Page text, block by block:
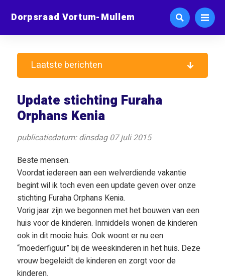
Dorpsraad Vortum-Mullem
Update stichting Furaha
Orphans Kenia
publicatiedatum: dinsdag 07 juli 2015
Beste mensen.
Voordat iedereen aan een welverdiende vakantie
begint wil ik toch even een update geven over onze
stichting Furaha Orphans Kenia.
Vorig jaar zijn we begonnen met het bouwen van een
huis voor de kinderen. Inmiddels wonen de kinderen
ook in dit mooie huis. Ook woont er nu een
“moederfiguur” bij de weeskinderen in het huis. Deze
vrouw begeleidt de kinderen en zorgt voor de
kinderen.
Laatste berichten